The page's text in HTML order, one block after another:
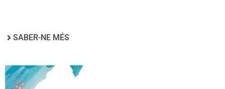
SABER-NE MÉS